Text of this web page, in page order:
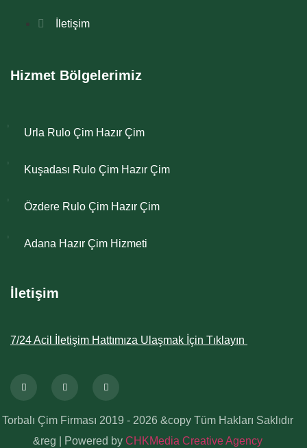
İletişim
Hizmet Bölgelerimiz
Urla Rulo Çim Hazır Çim
Kuşadası Rulo Çim Hazır Çim
Özdere Rulo Çim Hazır Çim
Adana Hazır Çim Hizmeti
İletişim
7/24 Acil İletişim Hattımıza Ulaşmak İçin Tıklayın
Torbalı Çim Firması 2019 - 2026 &copy Tüm Hakları Saklıdır
&reg | Powered by CHKMedia Creative Agency